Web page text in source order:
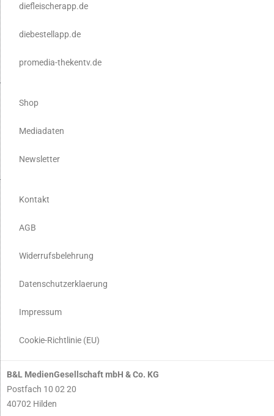
diefleischerapp.de
diebestellapp.de
promedia-thekentv.de
Shop
Mediadaten
Newsletter
Kontakt
AGB
Widerrufsbelehrung
Datenschutzerklaerung
Impressum
Cookie-Richtlinie (EU)
B&L MedienGesellschaft mbH & Co. KG
Postfach 10 02 20
40702 Hilden